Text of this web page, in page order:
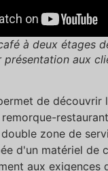
à deux étages
présentation aux
de découvrir
zone de
d'un matériel de
aux exigences